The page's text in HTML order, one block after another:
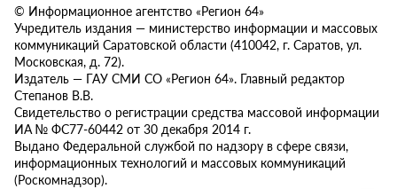
© Информационное агентство «Регион 64»
Учредитель издания — министерство информации и массовых
коммуникаций Саратовской области (410042, г. Саратов, ул.
Московская, д. 72).
Издатель — ГАУ СМИ СО «Регион 64». Главный редактор
Степанов В.В.
Свидетельство о регистрации средства массовой информации
ИА № ФС77-60442 от 30 декабря 2014 г.
Выдано Федеральной службой по надзору в сфере связи,
информационных технологий и массовых коммуникаций
(Роскомнадзор).